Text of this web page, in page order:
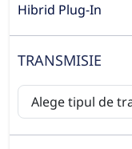
Hibrid Plug-In
TRANSMISIE